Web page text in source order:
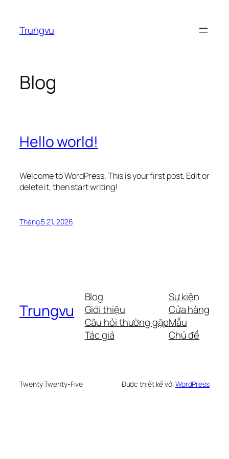
phầnTrungvu
Blog
Hello world!
Welcome to WordPress. This is your first post. Edit or
delete it, then start writing!
Tháng 5 21, 2026
Trungvu
Blog
Giới thiệu
Câu hỏi thường gặp
Tác giả
Sự kiện
Cửa hàng
Mẫu
Chủ đề
Twenty Twenty-Five Được thiết kế với WordPress